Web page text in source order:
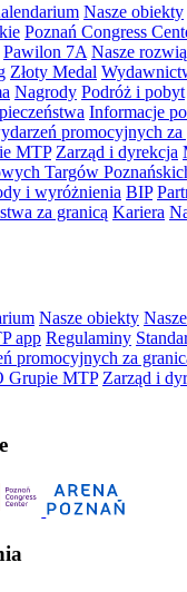
Nasze obiekty
Poznań Congress
Pawilon 7A Nasze
Złoty Medal
Nagrody Podróż i pobyt
Informacje
promocyjnych za
MTP Zarząd i dyrekcja
Targów
i wyróżnienia BIP
za granicą Kariera
Nasze obiekty
app Regulaminy
promocyjnych za
Grupie MTP Zarząd i